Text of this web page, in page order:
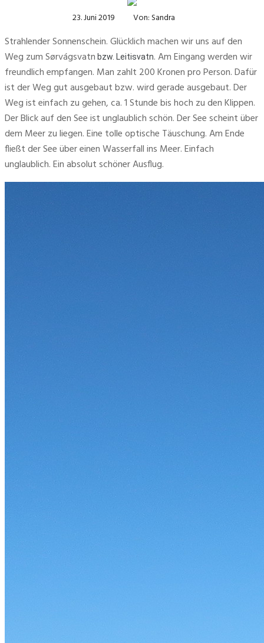
23. Juni 2019 Von: Sandra
Strahlender Sonnenschein. Glücklich machen wir uns auf den
Weg zum Sørvágsvatn bzw. Leitisvatn. Am Eingang werden wir
freundlich empfangen. Man zahlt 200 Kronen pro Person. Dafür
ist der Weg gut ausgebaut bzw. wird gerade ausgebaut. Der
Weg ist einfach zu gehen, ca. 1 Stunde bis hoch zu den Klippen.
Der Blick auf den See ist unglaublich schön. Der See scheint über
dem Meer zu liegen. Eine tolle optische Täuschung. Am Ende
fließt der See über einen Wasserfall ins Meer. Einfach
unglaublich. Ein absolut schöner Ausflug.